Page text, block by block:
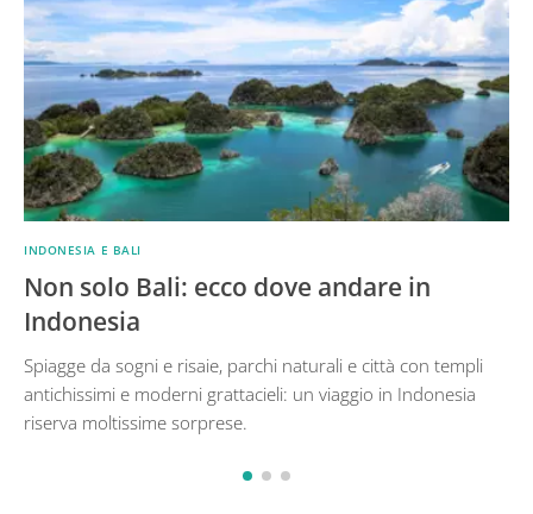
INDONESIA E BALI
Non solo Bali: ecco dove andare in
Indonesia
Spiagge da sogni e risaie, parchi naturali e città con templi
antichissimi e moderni grattacieli: un viaggio in Indonesia
riserva moltissime sorprese.